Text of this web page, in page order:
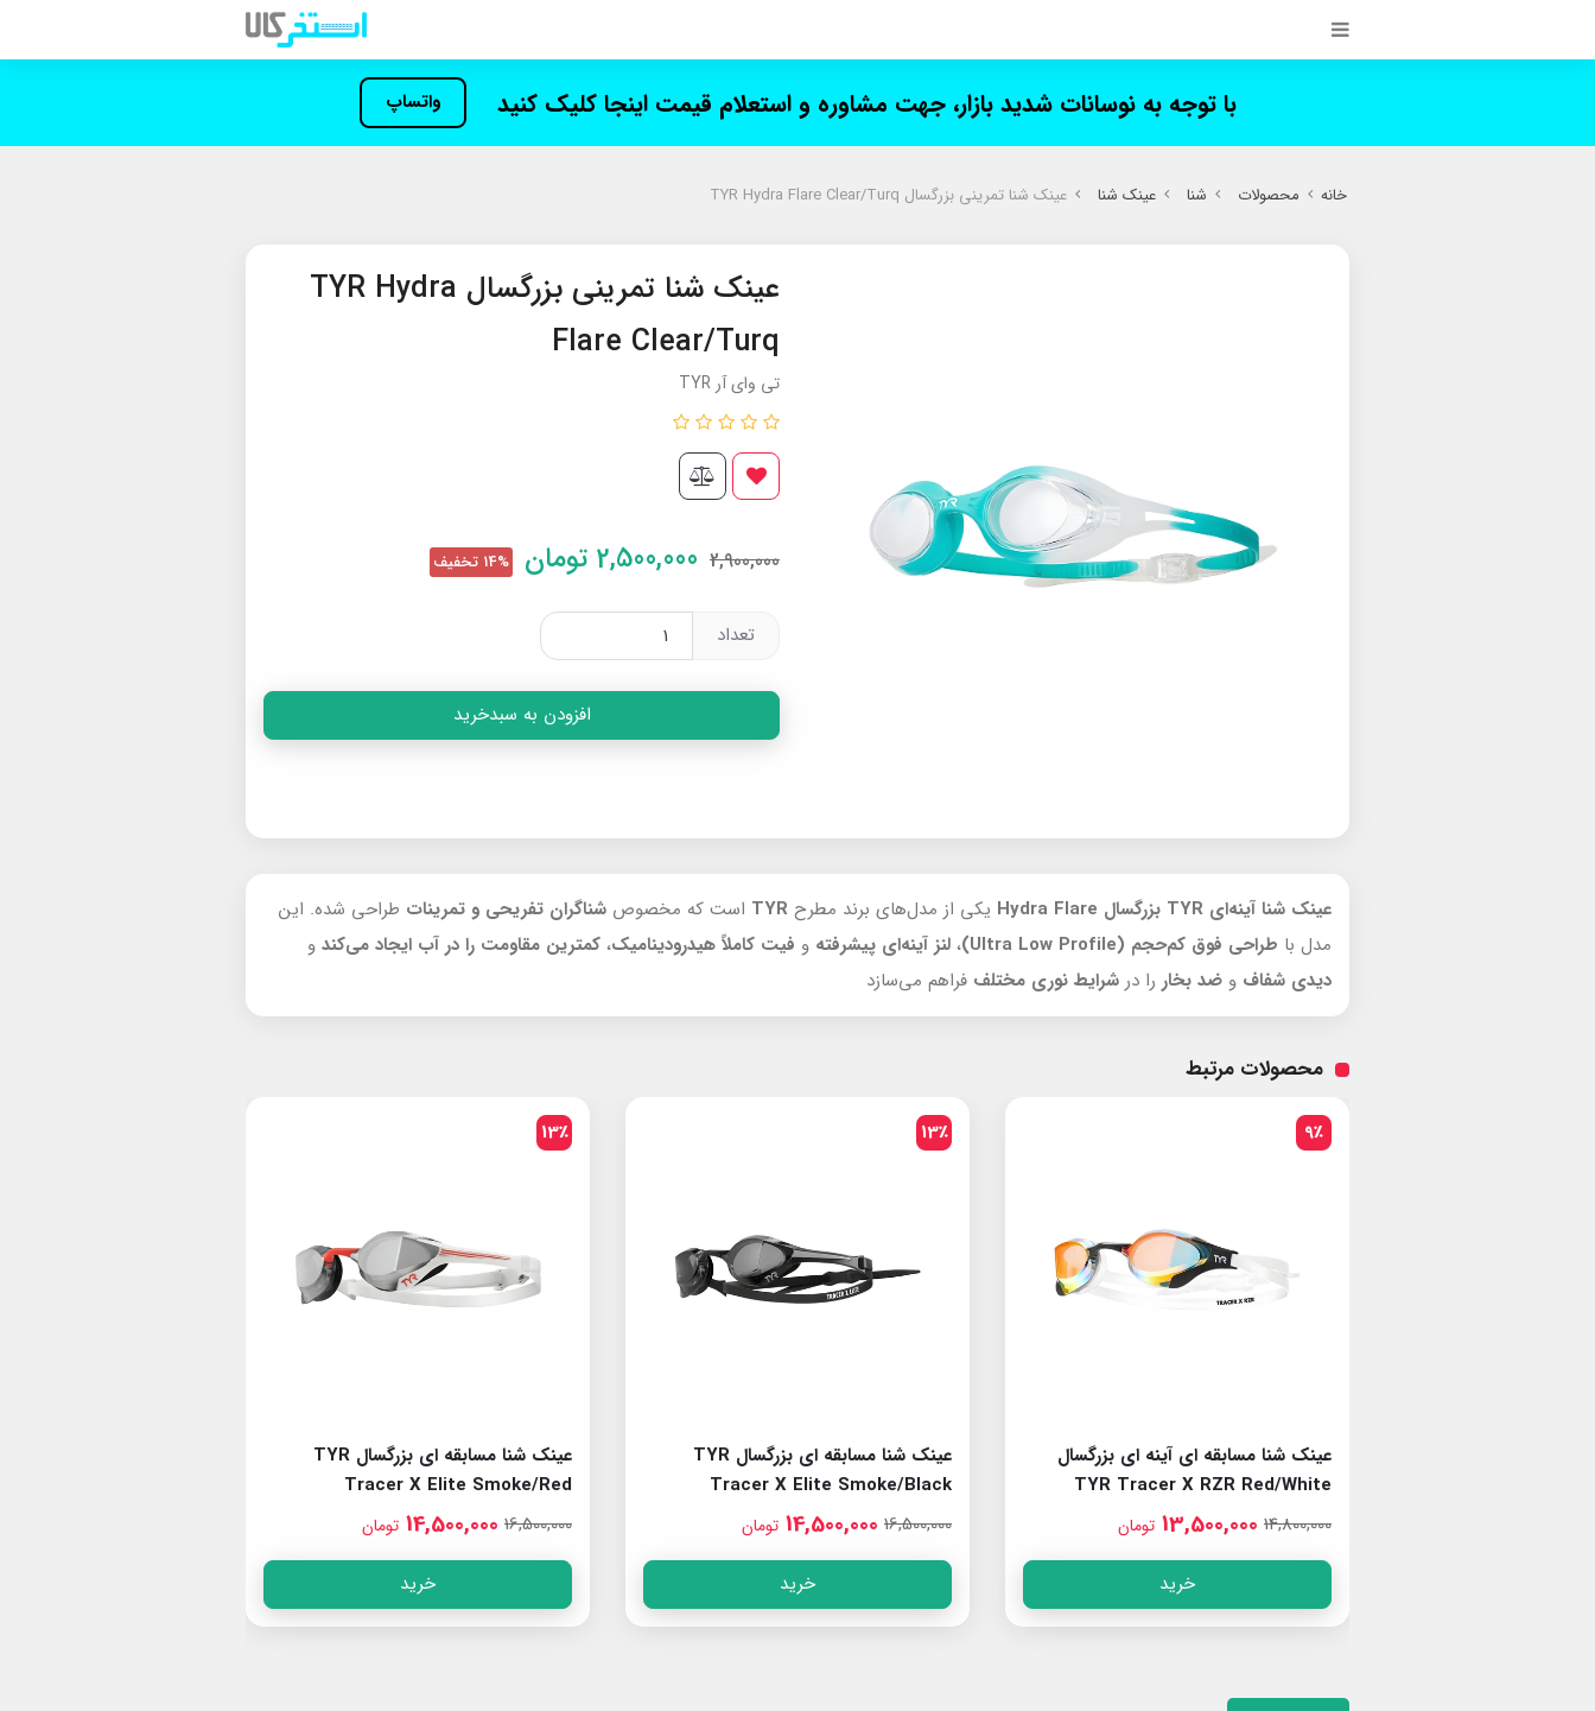
با توجه به نوسانات شدید بازار، جهت مشاوره و استعلام قیمت اینجا کلیک کنید واتساپ
خانه محصولات شنا عینک شنا عینک شنا تمرینی بزرگسال TYR Hydra Flare Clear/Turq
عینک شنا تمرینی بزرگسال TYR Hydra
Flare Clear/Turq
تی وای آر TYR
2,900,000
2,500,000 تومان 14% تخفیف
تعداد
افزودن به سبدخرید
عینک شنا آینه‌ای TYR بزرگسال Hydra Flare یکی از مدل‌های برند مطرح است که مخصوص شناگران تفریحی و تمرینات طراحی شده. این
مدل با طراحی فوق کم‌حجم (Ultra Low Profile) ، لنز آینه‌ای پیشرفته و فیت کاملاً هیدرودینامیک، کمترین مقاومت را در آب ایجاد می‌کند و
دیدی شفاف و ضد بخار را در شرایط نوری مختلف فراهم می‌سازد
محصولات مرتبط
9٪
عینک شنا مسابقه ای آینه ای بزرگسال
TYR Tracer X RZR Red/White
14,800,000
13,500,000 تومان
خرید
13٪
عینک شنا مسابقه ای بزرگسال TYR
Tracer X Elite Smoke/Black
16,500,000
14,500,000 تومان
خرید
13٪
عینک شنا مسابقه ای بزرگسال TYR
Tracer X Elite Smoke/Red
16,500,000
14,500,000 تومان
خرید